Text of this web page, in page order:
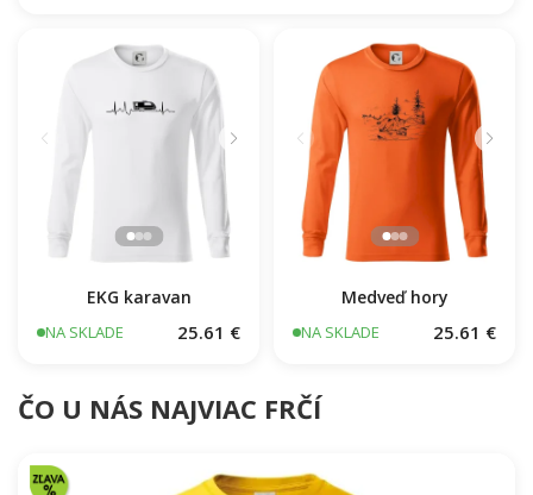
EKG karavan
NA SKLADE 25.61 €
Medveď hory
NA SKLADE 25.61 €
ČO U NÁS NAJVIAC FRČÍ